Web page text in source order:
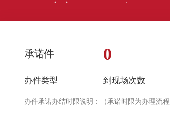
承诺件
办件类型
0
到现场次数
办件承诺办结时限说明： （承诺时限为办理流